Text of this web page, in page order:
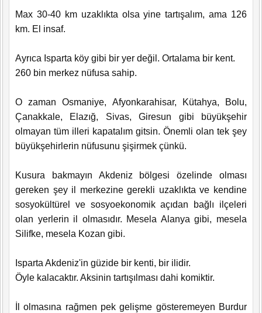
Max 30-40 km uzaklıkta olsa yine tartışalım, ama 126
km. El insaf.
Ayrıca Isparta köy gibi bir yer değil. Ortalama bir kent.
260 bin merkez nüfusa sahip.
O zaman Osmaniye, Afyonkarahisar, Kütahya, Bolu,
Çanakkale, Elazığ, Sivas, Giresun gibi büyükşehir
olmayan tüm illeri kapatalım gitsin. Önemli olan tek şey
büyükşehirlerin nüfusunu şişirmek çünkü.
Kusura bakmayın Akdeniz bölgesi özelinde olması
gereken şey il merkezine gerekli uzaklıkta ve kendine
sosyokültürel ve sosyoekonomik açıdan bağlı ilçeleri
olan yerlerin il olmasıdır. Mesela Alanya gibi, mesela
Silifke, mesela Kozan gibi.
Isparta Akdeniz'in güzide bir kenti, bir ilidir.
Öyle kalacaktır. Aksinin tartışılması dahi komiktir.
İl olmasına rağmen pek gelişme gösteremeyen Burdur